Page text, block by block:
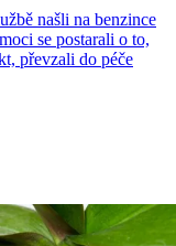
našli na benzince
se postarali o to,
převzali do péče